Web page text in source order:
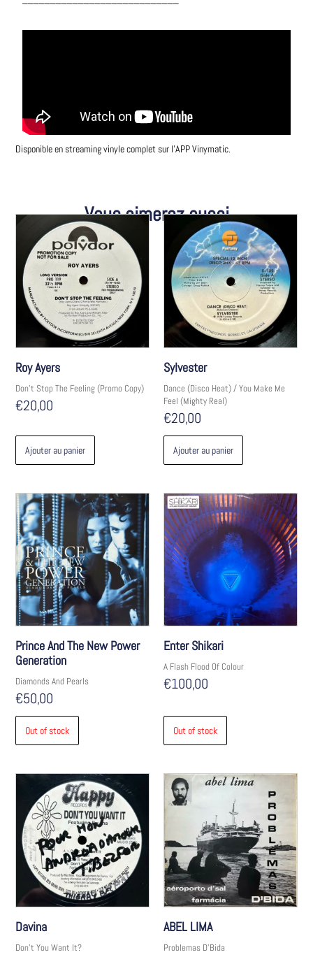
Disponible en streaming vinyle complet sur l’APP Vinymatic.
Vous aimerez aussi
Roy Ayers
Don't Stop The Feeling (Promo Copy)
€20,00
Ajouter au panier
Sylvester
Dance (Disco Heat) / You Make Me
Feel (Mighty Real)
€20,00
Ajouter au panier
Prince And The New Power
Generation
Diamonds And Pearls
€50,00
Out of stock
Enter Shikari
A Flash Flood Of Colour
€100,00
Out of stock
Davina
Don't You Want It?
ABEL LIMA
Problemas D'Bida